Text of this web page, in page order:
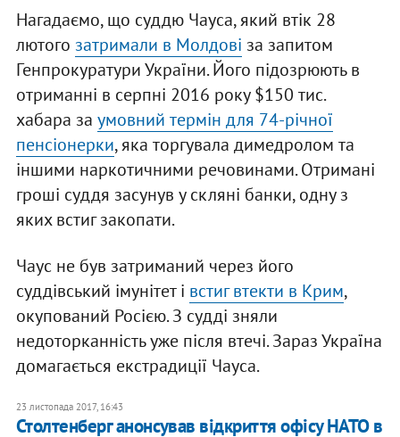
Нагадаємо, що суддю Чауса, який втік 28
лютого затримали в Молдові за запитом
Генпрокуратури України. Його підозрюють в
отриманні в серпні 2016 року $150 тис.
хабара за умовний термін для 74-річної
пенсіонерки, яка торгувала димедролом та
іншими наркотичними речовинами. Отримані
гроші суддя засунув у скляні банки, одну з
яких встиг закопати.
Чаус не був затриманий через його
суддівський імунітет і встиг втекти в Крим,
окупований Росією. З судді зняли
недоторканність уже після втечі. Зараз Україна
домагається екстрадиції Чауса.
23 листопада 2017, 16:43
Столтенберг анонсував відкриття офісу НАТО в